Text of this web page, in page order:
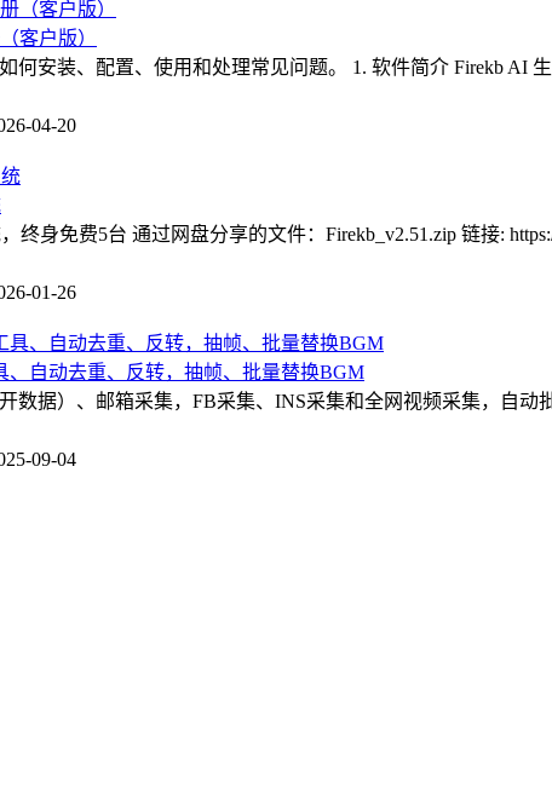
客户版）
何安装、配置、使用和处理常见问题。 1. 软件简介 Firekb AI
04-20
终身免费5台 通过网盘分享的文件：Firekb_v2.51.zip 链接:
01-26
、自动去重、反转，抽帧、批量替换BGM
数据）、邮箱采集，FB采集、INS采集和全网视频采集，自
09-04